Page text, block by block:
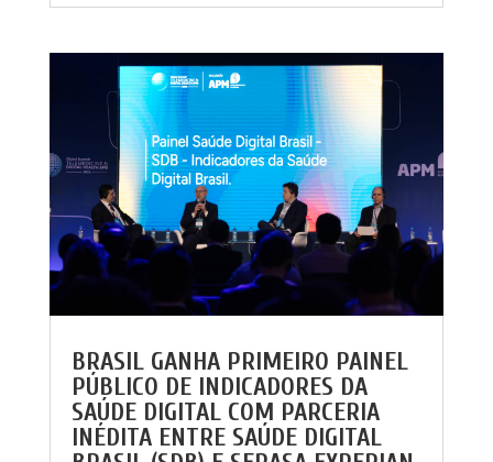
BRASIL GANHA PRIMEIRO PAINEL
PÚBLICO DE INDICADORES DA
SAÚDE DIGITAL COM PARCERIA
INÉDITA ENTRE SAÚDE DIGITAL